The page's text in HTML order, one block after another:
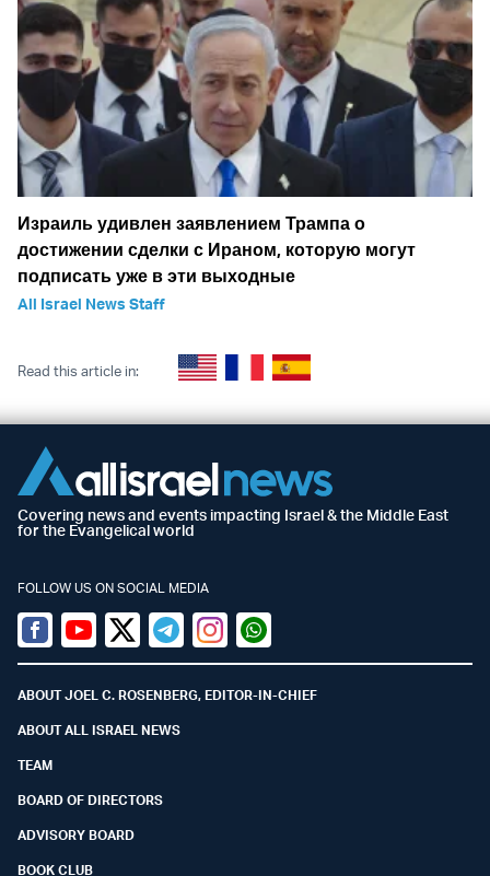
Израиль удивлен заявлением Трампа о
достижении сделки с Ираном, которую могут
подписать уже в эти выходные
All Israel News Staff
Read this article in:
Covering news and events impacting Israel & the Middle East
for the Evangelical world
FOLLOW US ON SOCIAL MEDIA
Facebook
YoutubeTwitter (X)
TelegramInstagramWhatsapp
ABOUT JOEL C. ROSENBERG, EDITOR-IN-CHIEF
ABOUT ALL ISRAEL NEWS
TEAM
BOARD OF DIRECTORS
ADVISORY BOARD
BOOK CLUB